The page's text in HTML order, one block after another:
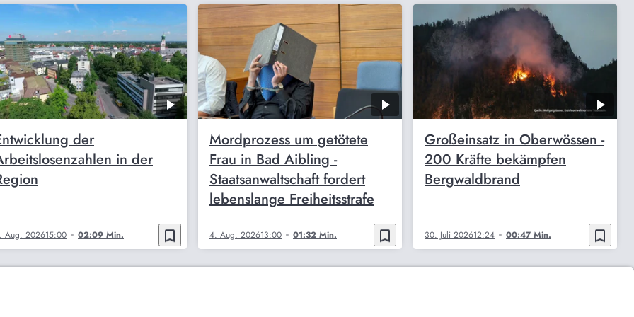
der
in der
Aug. 202615:00 02:09 Min. bookmark_border
Mordprozess um getötete
Frau in Bad Aibling -
Staatsanwaltschaft fordert
lebenslange Freiheitsstrafe
4. Aug. 202613:00 01:32 Min. bookmark_border
Großeinsatz in Oberwössen -
200 Kräfte bekämpfen
Bergwaldbrand
30. Juli 202612:24 00:47 Min. bookmark_border